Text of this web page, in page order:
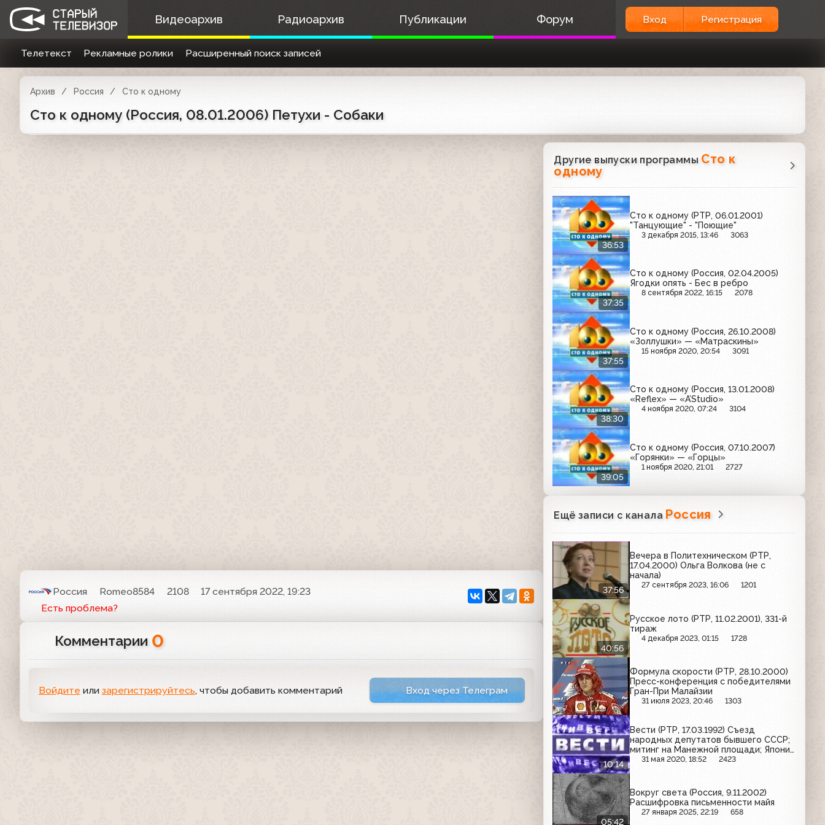
Видеоархив Радиоархив Публикации Форум Вход Регистрация
Телетекст Рекламные ролики Расширенный поиск записей
Архив Россия Сто к одному
Сто к одному (Россия, 08.01.2006) Петухи - Собаки
Россия Romeo8584 2108
17 сентября 2022, 19:23
Есть проблема?
Комментарии 0
Войдите или зарегистрируйтесь, чтобы добавить комментарий Вход через Телеграм
Другие выпуски программы Сто к
одному
36:53
Сто к одному (РТР, 06.01.2001)
"Танцующие" - "Поющие"
3 декабря 2015, 13:46 3063
37:35
Сто к одному (Россия, 02.04.2005)
Ягодки опять - Бес в ребро
8 сентября 2022, 16:15 2078
37:55
Сто к одному (Россия, 26.10.2008)
«Золлушки» — «Матраскины»
15 ноября 2020, 20:54 3091
38:30
Сто к одному (Россия, 13.01.2008)
«Reflex» — «A’Studio»
4 ноября 2020, 07:24 3104
39:05
Сто к одному (Россия, 07.10.2007)
«Горянки» — «Горцы»
1 ноября 2020, 21:01 2727
Ещё записи с канала Россия
37:56
Вечера в Политехническом (РТР,
17.04.2000) Ольга Волкова (не с
начала)
27 сентября 2023, 16:06 1201
40:56
Русское лото (РТР, 11.02.2001), 331-й
тираж
4 декабря 2023, 01:15 1728
Формула скорости (РТР, 28.10.2000)
Пресс-конференция с победителями
Гран-При Малайзии
31 июля 2023, 20:46 1303
10:14
Вести (РТР, 17.03.1992) Съезд
народных депутатов бывшего СССР;
митинг на Манежной площади; Япония
выделяет деньги на финансирование
31 мая 2020, 18:52 2423
05:42
Вокруг света (Россия, 9.11.2002)
Расшифровка письменности майя
27 января 2025, 22:19 658